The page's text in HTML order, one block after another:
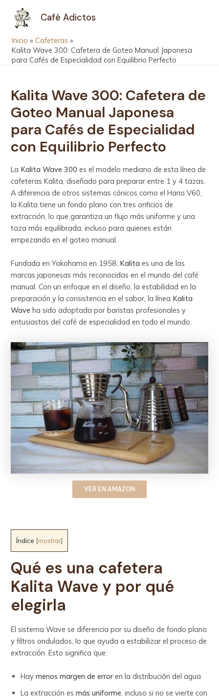
contenido
Café Adictos
Inicio
Cafeteras
Kalita Wave 300: Cafetera de Goteo Manual Japonesa
para Cafés de Especialidad con Equilibrio Perfecto
Kalita Wave 300: Cafetera de
Goteo Manual Japonesa
para Cafés de Especialidad
con Equilibrio Perfecto
La Kalita Wave 300 es el modelo mediano de esta línea de
cafeteras Kalita, diseñado para preparar entre 1 y 4 tazas.
A diferencia de otros sistemas cónicos como el Hario V60,
la Kalita tiene un fondo plano con tres orificios de
extracción, lo que garantiza un flujo más uniforme y una
taza más equilibrada, incluso para quienes están
empezando en el goteo manual.
Fundada en Yokohama en 1958, Kalita es una de las
marcas japonesas más reconocidas en el mundo del café
manual. Con un enfoque en el diseño, la estabilidad en la
preparación y la consistencia en el sabor, la línea Kalita
Wave ha sido adoptada por baristas profesionales y
entusiastas del café de especialidad en todo el mundo.
VER EN AMAZON
Índice [mostrar]
Qué es una cafetera
Kalita Wave y por qué
elegirla
El sistema Wave se diferencia por su diseño de fondo plano
y filtros ondulados, lo que ayuda a estabilizar el proceso de
extracción. Esto significa que:
Haymenos margen de error en la distribución del agua
La extracción esmás uniforme , incluso si no se vierte con
entradas